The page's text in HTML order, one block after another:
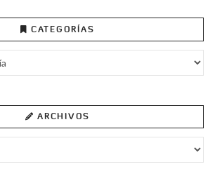
CATEGORÍAS
ARCHIVOS